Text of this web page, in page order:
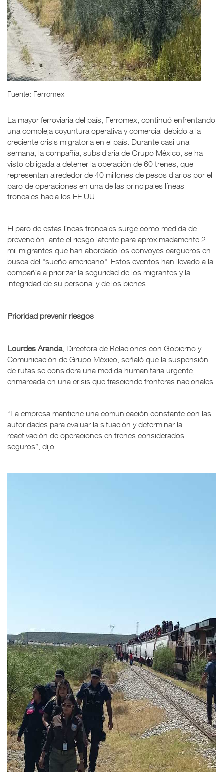
Fuente: Ferromex
La mayor ferroviaria del país, Ferromex, continuó enfrentando
una compleja coyuntura operativa y comercial debido a la
creciente crisis migratoria en el país. Durante casi una
semana, la compañía, subsidiaria de Grupo México, se ha
visto obligada a detener la operación de 60 trenes, que
representan alrededor de 40 millones de pesos diarios por el
paro de operaciones en una de las principales líneas
troncales hacia los EE.UU.
El paro de estas líneas troncales surge como medida de
prevención, ante el riesgo latente para aproximadamente 2
mil migrantes que han abordado los convoyes cargueros en
busca del "sueño americano". Estos eventos han llevado a la
compañía a priorizar la seguridad de los migrantes y la
integridad de su personal y de los bienes.
Prioridad prevenir riesgos
Lourdes Aranda, Directora de Relaciones con Gobierno y
Comunicación de Grupo México, señaló que la suspensión
de rutas se considera una medida humanitaria urgente,
enmarcada en una crisis que trasciende fronteras nacionales.
“La empresa mantiene una comunicación constante con las
autoridades para evaluar la situación y determinar la
reactivación de operaciones en trenes considerados
seguros”, dijo.